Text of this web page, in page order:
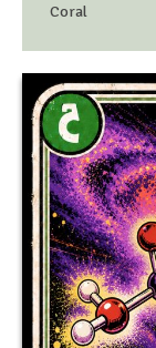
Coral